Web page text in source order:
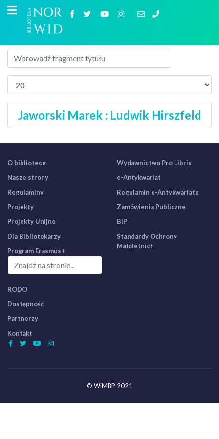
Jaworski Marek : Ludwik Hirszfeld
O bibliotece
Nasze strony
Regulaminy
Projekty
Projekty Unijne
Dla Bibliotekarzy
Program Erasmus+
Wydawnictwo Pro Libris
e-Antykwariat
Regulamin e-Antykwariatu
Zamówienia Publiczne
BIP
Standardy Ochrony
Małoletnich
RODO
Dostępność
Partnerzy
Kontakt
© WiMBP 2021